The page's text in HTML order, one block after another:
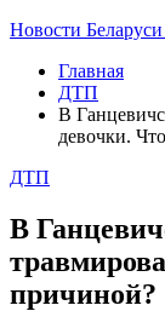
Новости
Главная
ДТП
В
девочки.
ДТП
В
причиной?